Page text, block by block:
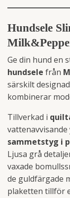
Hundsele
Ge din hund en
hundsele från
särskilt
kombinerar
Tillverkad i
sammetstyg i
Ljusa grå
vaxade
de guldfärgade
plaketten tillför